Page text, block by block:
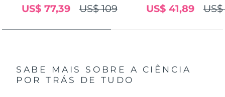
US$ 109
US$ 77,39 US$ 41,89
SABE MAIS SOBRE A CIÊNCIA
POR TRÁS DE TUDO